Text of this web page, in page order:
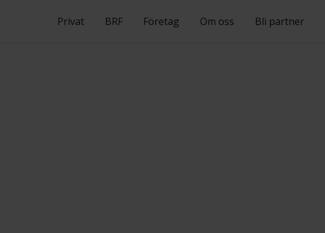
Privat BRF Företag Om oss Bli partner